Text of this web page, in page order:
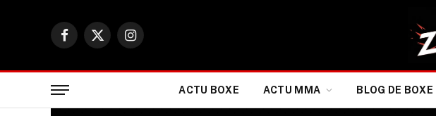
Facebook
X
Instagram
ACTU BOXE ACTU MMA BLOG DE BOXE